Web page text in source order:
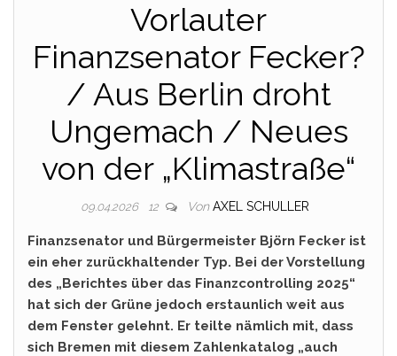
Vorlauter
Finanzsenator Fecker?
/ Aus Berlin droht
Ungemach / Neues
von der „Klimastraße“
09.04.2026 12 Von AXEL SCHULLER
Finanzsenator und Bürgermeister Björn Fecker ist
ein eher zurückhaltender Typ. Bei der Vorstellung
des „Berichtes über das Finanzcontrolling 2025“
hat sich der Grüne jedoch erstaunlich weit aus
dem Fenster gelehnt. Er teilte nämlich mit, dass
sich Bremen mit diesem Zahlenkatalog „auch